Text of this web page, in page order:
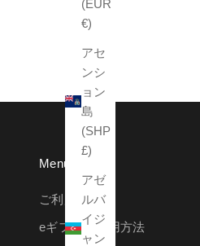
(EUR
€)
アセ
ンシ
ョン
島
(SHP
£)
アゼ
ルバ
イジ
ャン
Menu
ご利用ガイド
eギフトご利用方法